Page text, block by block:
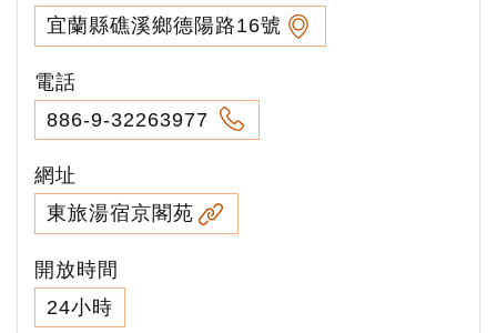
宜蘭縣礁溪鄉德陽路16號
電話
886-9-32263977
網址
東旅湯宿京閣苑
開放時間
24小時